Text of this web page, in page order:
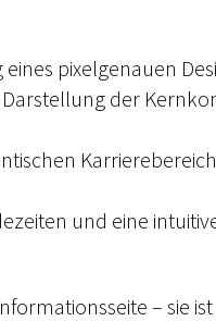
pixelgenauen
der
und eine
– sie